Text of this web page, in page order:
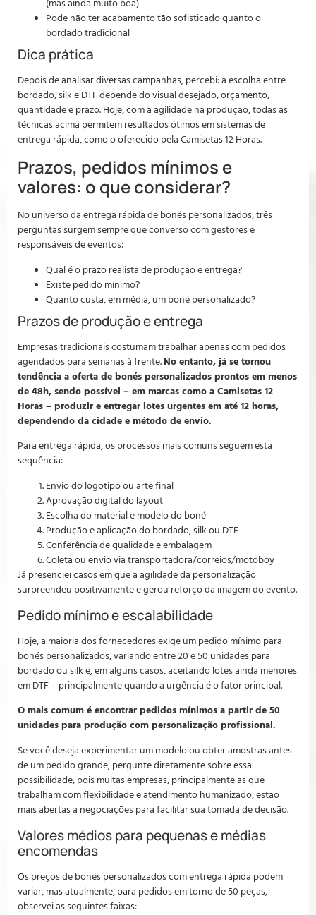
(mas ainda muito boa)
Pode não ter acabamento tão sofisticado quanto o
bordado tradicional
Dica prática
Depois de analisar diversas campanhas, percebi: a escolha entre
bordado, silk e DTF depende do visual desejado, orçamento,
quantidade e prazo. Hoje, com a agilidade na produção, todas as
técnicas acima permitem resultados ótimos em sistemas de
entrega rápida, como o oferecido pela Camisetas 12 Horas.
Prazos, pedidos mínimos e
valores: o que considerar?
No universo da entrega rápida de bonés personalizados, três
perguntas surgem sempre que converso com gestores e
responsáveis de eventos:
Qual é o prazo realista de produção e entrega?
Existe pedido mínimo?
Quanto custa, em média, um boné personalizado?
Prazos de produção e entrega
Empresas tradicionais costumam trabalhar apenas com pedidos
agendados para semanas à frente. No entanto, já se tornou
tendência a oferta de bonés personalizados prontos em menos
de 48h, sendo possível – em marcas como a Camisetas 12
Horas – produzir e entregar lotes urgentes em até 12 horas,
dependendo da cidade e método de envio.
Para entrega rápida, os processos mais comuns seguem esta
sequência:
Envio do logotipo ou arte final
Aprovação digital do layout
Escolha do material e modelo do boné
Produção e aplicação do bordado, silk ou DTF
Conferência de qualidade e embalagem
Coleta ou envio via transportadora/correios/motoboy
Já presenciei casos em que a agilidade da personalização
surpreendeu positivamente e gerou reforço da imagem do evento.
Pedido mínimo e escalabilidade
Hoje, a maioria dos fornecedores exige um pedido mínimo para
bonés personalizados, variando entre 20 e 50 unidades para
bordado ou silk e, em alguns casos, aceitando lotes ainda menores
em DTF – principalmente quando a urgência é o fator principal.
O mais comum é encontrar pedidos mínimos a partir de 50
unidades para produção com personalização profissional.
Se você deseja experimentar um modelo ou obter amostras antes
de um pedido grande, pergunte diretamente sobre essa
possibilidade, pois muitas empresas, principalmente as que
trabalham com flexibilidade e atendimento humanizado, estão
mais abertas a negociações para facilitar sua tomada de decisão.
Valores médios para pequenas e médias
encomendas
Os preços de bonés personalizados com entrega rápida podem
variar, mas atualmente, para pedidos em torno de 50 peças,
observei as seguintes faixas: